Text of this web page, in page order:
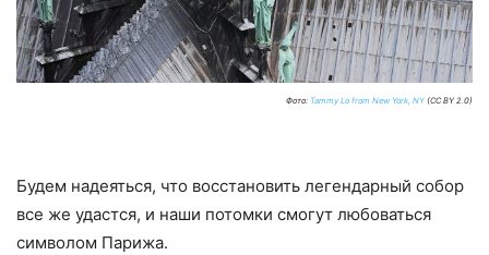
Фото: Tammy Lo from New York, NY (CC BY 2.0)
Будем надеяться, что восстановить легендарный собор
все же удастся, и наши потомки смогут любоваться
символом Парижа.